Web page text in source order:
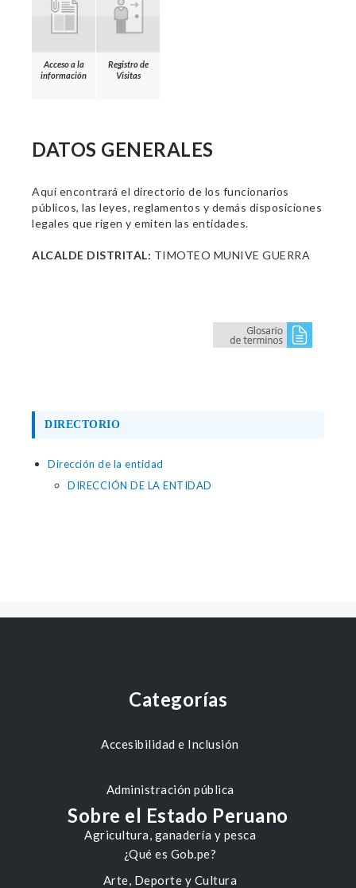
Acceso a la
información
Registro de
Visitas
DATOS GENERALES
Aquí encontrará el directorio de los funcionarios
públicos, las leyes, reglamentos y demás disposiciones
legales que rigen y emiten las entidades.
ALCALDE DISTRITAL: TIMOTEO MUNIVE GUERRA
DIRECTORIO
Dirección de la entidad
DIRECCIÓN DE LA ENTIDAD
Categorías
Accesibilidad e Inclusión
Administración pública
Agricultura, ganadería y pesca
Arte, Deporte y Cultura
Sobre el Estado Peruano
¿Qué es Gob.pe?